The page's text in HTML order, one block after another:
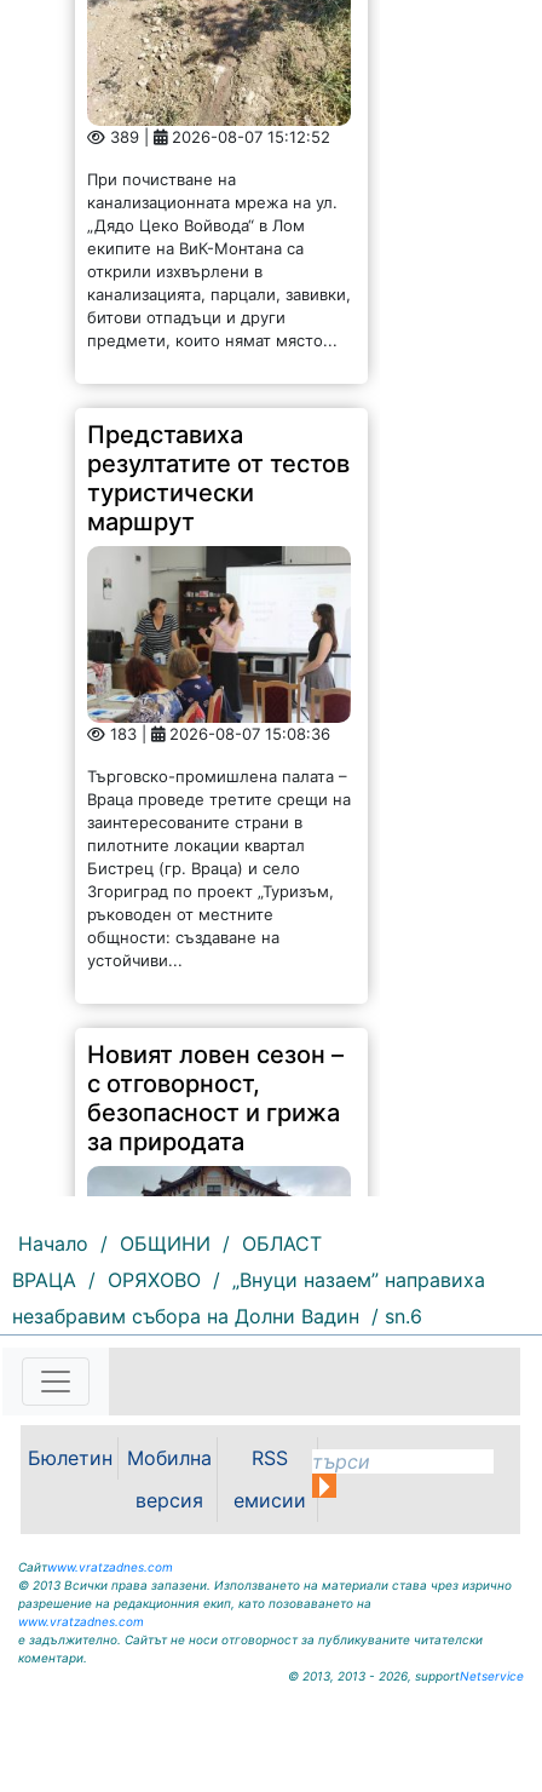
389 | 2026-08-07 15:12:52
При почистване на
канализационната мрежа на ул.
„Дядо Цеко Войвода“ в Лом
екипите на ВиК-Монтана са
открили изхвърлени в
канализацията, парцали, завивки,
битови отпадъци и други
предмети, които нямат място...
Представиха
резултатите от тестов
туристически
маршрут
183 | 2026-08-07 15:08:36
Търговско-промишлена палата –
Враца проведе третите срещи на
заинтересованите страни в
пилотните локации квартал
Бистрец (гр. Враца) и село
Згориград по проект „Туризъм,
ръководен от местните
общности: създаване на
устойчиви...
Новият ловен сезон –
с отговорност,
безопасност и грижа
за природата
243 | 2026-08-07 14:37:47
Обръщение и поздрав на
директора на Северозападно
Враца инж. Димитър Ганчев по
случай откриването на ловния
сезон за прелетен дивеч:
Уважаеми ловци, уважаеми
служители на ловните и
горските...
Начало / ОБЩИНИ / ОБЛАСТ
ВРАЦА / ОРЯХОВО / „Внуци назаем” направиха
незабравим събора на Долни Вадин / sn.6
Бюлетин
Мобилна
версия
RSS
емисии
Сайтwww.vratzadnes.com
© 2013 Всички права запазени. Използването на материали става чрез изрично
разрешение на редакционния екип, като позоваването на
www.vratzadnes.com
е задължително. Сайтът не носи отговорност за публикуваните читателски
коментари.
© 2013, 2013 - 2026, supportNetservice